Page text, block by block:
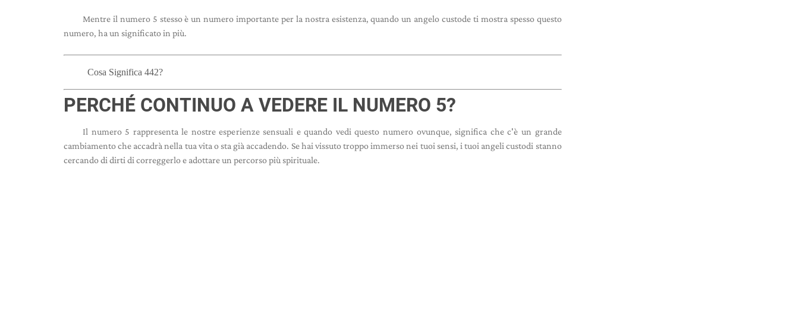
Mentre il numero 5 stesso è un numero importante per la nostra esistenza, quando un angelo custode ti mostra spesso questo
numero, ha un significato in più.
Cosa Significa 442?
PERCHÉ CONTINUO A VEDERE IL NUMERO 5?
Il numero 5 rappresenta le nostre esperienze sensuali e quando vedi questo numero ovunque, significa che c'è un grande
cambiamento che accadrà nella tua vita o sta già accadendo. Se hai vissuto troppo immerso nei tuoi sensi, i tuoi angeli custodi stanno
cercando di dirti di correggerlo e adottare un percorso più spirituale.